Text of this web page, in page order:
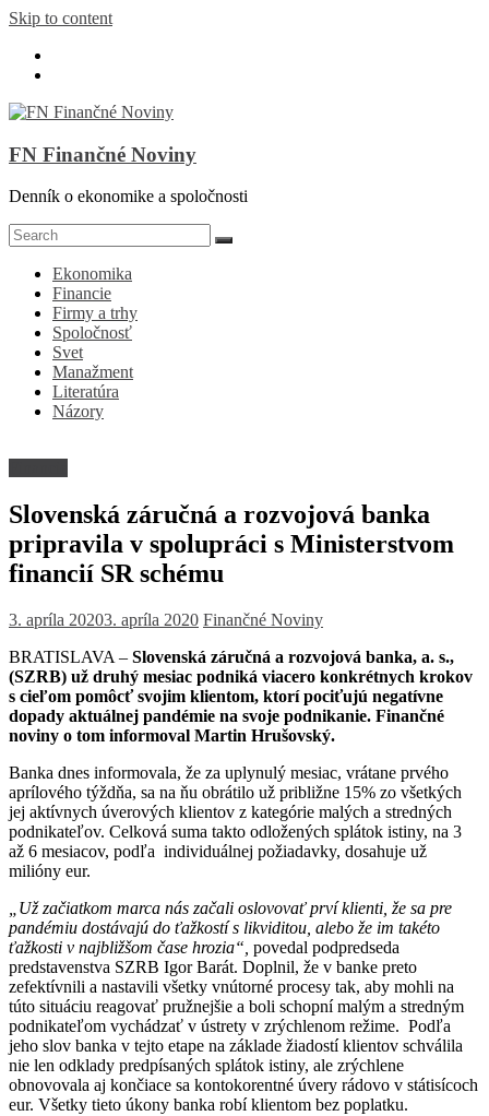
Skip to content
FN Finančné Noviny
Denník o ekonomike a spoločnosti
Ekonomika
Financie
Firmy a trhy
Spoločnosť
Svet
Manažment
Literatúra
Názory
Slovenská záručná a rozvojová banka
pripravila v spolupráci s Ministerstvom
financií SR schému
3. apríla 20203. apríla 2020 Finančné Noviny
BRATISLAVA – Slovenská záručná a rozvojová banka, a. s.,
(SZRB) už druhý mesiac podniká viacero konkrétnych krokov
s cieľom pomôcť svojim klientom, ktorí pociťujú negatívne
dopady aktuálnej pandémie na svoje podnikanie. Finančné
noviny o tom informoval Martin Hrušovský.
Banka dnes informovala, že za uplynulý mesiac, vrátane prvého
aprílového týždňa, sa na ňu obrátilo už približne 15% zo všetkých
jej aktívnych úverových klientov z kategórie malých a stredných
podnikateľov. Celková suma takto odložených splátok istiny, na 3
až 6 mesiacov, podľa individuálnej požiadavky, dosahuje už
milióny eur.
„Už začiatkom marca nás začali oslovovať prví klienti, že sa pre
pandémiu dostávajú do ťažkostí s likviditou, alebo že im takéto
ťažkosti v najbližšom čase hrozia“, povedal podpredseda
predstavenstva SZRB Igor Barát. Doplnil, že v banke preto
zefektívnili a nastavili všetky vnútorné procesy tak, aby mohli na
túto situáciu reagovať pružnejšie a boli schopní malým a stredným
podnikateľom vychádzať v ústrety v zrýchlenom režime. Podľa
jeho slov banka v tejto etape na základe žiadostí klientov schválila
nie len odklady predpísaných splátok istiny, ale zrýchlene
obnovovala aj končiace sa kontokorentné úvery rádovo v státisícoch
eur. Všetky tieto úkony banka robí klientom bez poplatku.